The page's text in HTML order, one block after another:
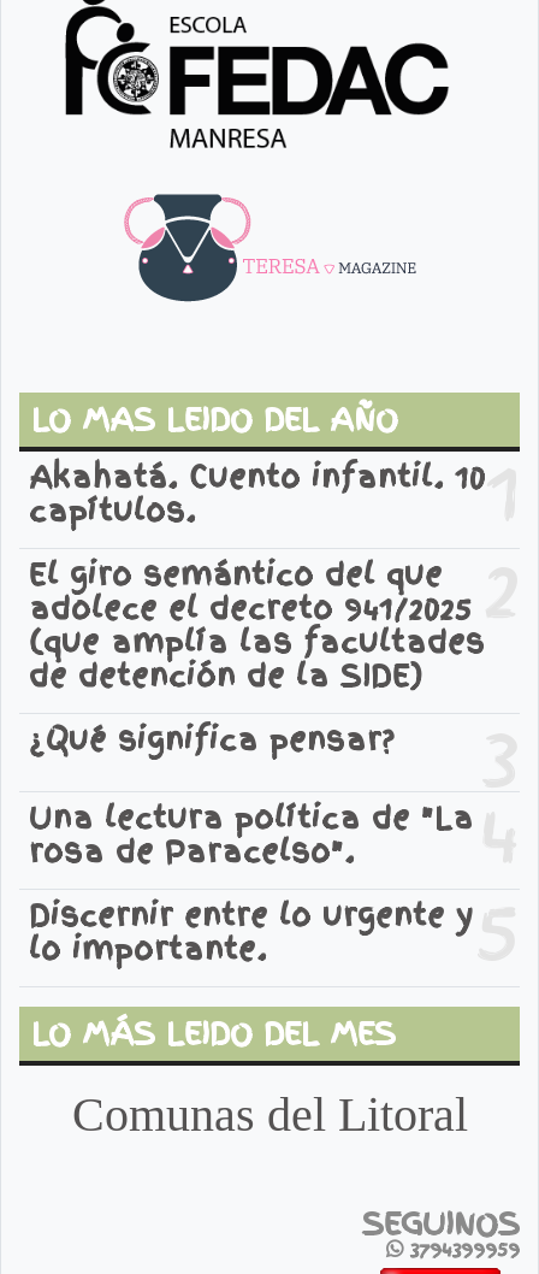
LO MAS LEIDO DEL AÑO
1
Akahatá. Cuento infantil. 10
capítulos.
2
El giro semántico del que
adolece el decreto 941/2025
(que amplía las facultades
de detención de la SIDE)
3
¿Qué significa pensar?
4
Una lectura política de "La
rosa de Paracelso".
5
Discernir entre lo urgente y
lo importante.
LO MÁS LEIDO DEL MES
Comunas del Litoral
SEGUINOS
3794399959